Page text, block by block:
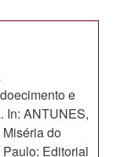
e
In: ANTUNES,
do
Editorial